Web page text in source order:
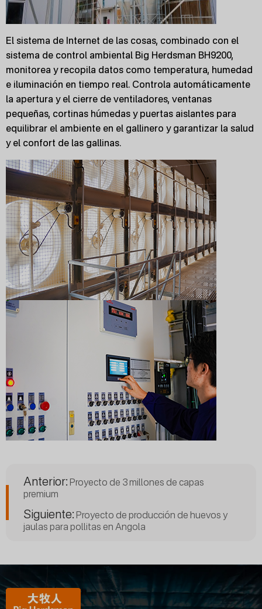
El sistema de Internet de las cosas, combinado con el
sistema de control ambiental Big Herdsman BH9200,
monitorea y recopila datos como temperatura, humedad
e iluminación en tiempo real. Controla automáticamente
la apertura y el cierre de ventiladores, ventanas
pequeñas, cortinas húmedas y puertas aislantes para
equilibrar el ambiente en el gallinero y garantizar la salud
y el confort de las gallinas.
Anterior: Proyecto de 3 millones de capas
premium
Siguiente: Proyecto de producción de huevos y
jaulas para pollitas en Angola